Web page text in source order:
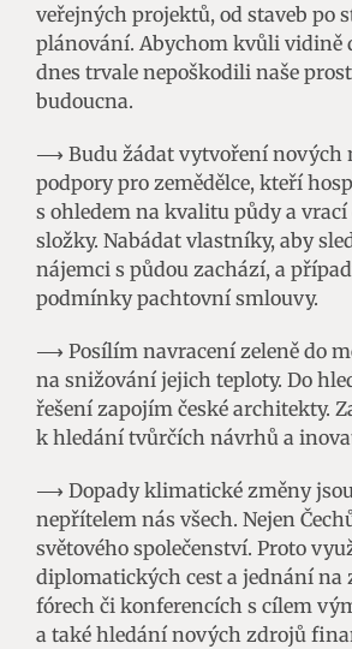
veřejných projektů, od staveb po
plánování. Abychom kvůli vidině
dnes trvale nepoškodili naše
budoucna.
⟶ Budu žádat vytvoření nových
podpory pro zemědělce, kteří
s ohledem na kvalitu půdy a
složky. Nabádat vlastníky, aby
nájemci s půdou zachází, a
podmínky pachtovní smlouvy.
⟶ Posílím navracení zeleně do
na snižování jejich teploty. Do
řešení zapojím české architekty.
k hledání tvůrčích návrhů a
⟶ Dopady klimatické změny
nepřítelem nás všech. Nejen
světového společenství. Proto
diplomatických cest a jednání na
fórech či konferencích s cílem
a také hledání nových zdrojů